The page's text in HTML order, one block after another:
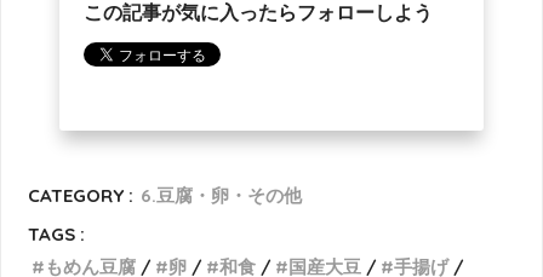
この記事が気に入ったらフォローしよう
CATEGORY : 6.豆腐・卵・その他
TAGS :
もめん豆腐
卵 和食 国産大豆 手揚げ